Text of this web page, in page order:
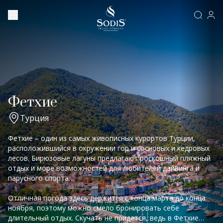
Фетхие
Турция
Фетхие – один из самых живописных курортов Турции,
расположившийся в окружении гор и сосновых и кедровых
лесов. Бирюзовые лагуны предлагают роскошный пляжный
отдых и море возможностей для любителей дайвинга и
парусного спорта.
Отличная погода здесь держится с конца марта до конца
ноября, поэтому можно смело бронировать себе
длительный отдых. Скучать не придется, ведь в Фетхие